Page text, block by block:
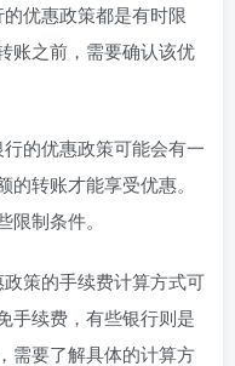
的优惠政策都是有时限
账之前，需要确认该优
行的优惠政策可能会有一
转账才能享受优惠。
制条件。
政策的手续费计算方式可
手续费，有些银行则是
需要了解具体的计算方